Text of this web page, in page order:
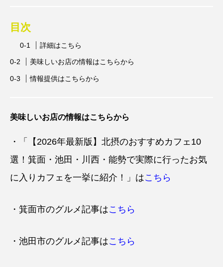
目次
詳細はこちら
美味しいお店の情報はこちらから
情報提供はこちらから
美味しいお店の情報はこちらから
・「【2026年最新版】北摂のおすすめカフェ10
選！箕面・池田・川西・能勢で実際に行ったお気
に入りカフェを一挙に紹介！」はこちら
・箕面市のグルメ記事はこちら
・池田市のグルメ記事はこちら